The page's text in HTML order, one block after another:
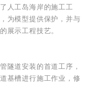
人工岛海岸的施工工
为模型提供保护，并与
展示工程技艺。
隧道安装的首道工序，
基槽进行施工作业，修